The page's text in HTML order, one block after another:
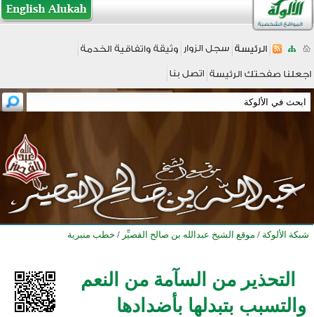
شبكة الألوكة / موقع الشيخ عبدالله بن صالح القصيِّر / خطب منبرية
التحذير من السآمة من النعم
والتسبب بتبدلها بأضدادها